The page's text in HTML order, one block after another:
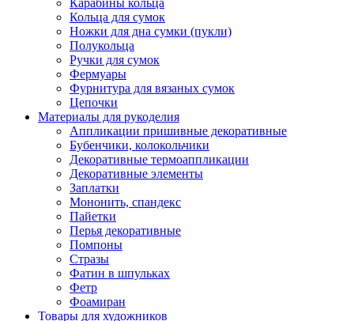
Карабины кольца
Кольца для сумок
Ножки для дна сумки (пукли)
Полукольца
Ручки для сумок
Фермуары
Фурнитура для вязаных сумок
Цепочки
Материалы для рукоделия
Аппликации пришивные декоративные
Бубенчики, колокольчики
Декоративные термоаппликации
Декоративные элементы
Заплатки
Мононить, спандекс
Пайетки
Перья декоративные
Помпоны
Стразы
Фатин в шпульках
Фетр
Фоамиран
Товары для художников